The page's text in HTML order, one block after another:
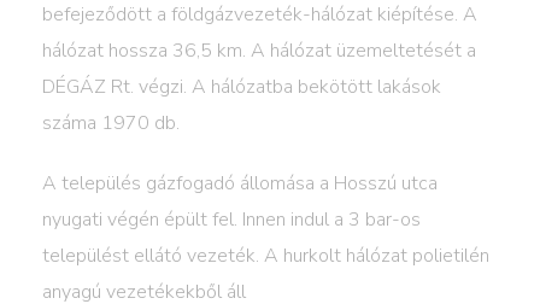
befejeződött a földgázvezeték-hálózat kiépítése. A
hálózat hossza 36,5 km. A hálózat üzemeltetését a
DÉGÁZ Rt. végzi. A hálózatba bekötött lakások
száma 1970 db.
A település gázfogadó állomása a Hosszú utca
nyugati végén épült fel. Innen indul a 3 bar-os
települést ellátó vezeték. A hurkolt hálózat polietilén
anyagú vezetékekből áll